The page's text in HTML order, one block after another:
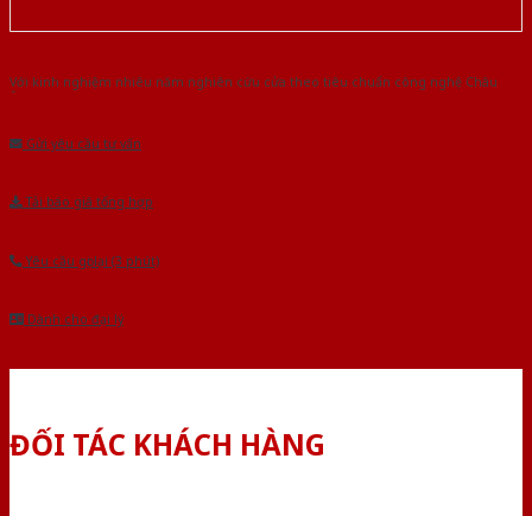
Với kinh nghiệm nhiêu năm nghiên cứu cửa theo tiêu chuẩn công nghệ Châu
Gửi yêu cầu tư vấn
Tải báo giá tổng hợp
Yêu cầu gọi lại (3 phút)
Dành cho đại lý
ĐỐI TÁC KHÁCH HÀNG